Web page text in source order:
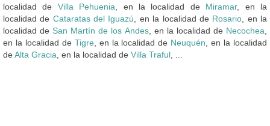
localidad de Villa Pehuenia , en la localidad de Miramar, en la
localidad de Cataratas del Iguazú , en la localidad de Rosario , en la
localidad de San Martín de los Andes, en la localidad de Necochea
en la localidad de Tigre, en la localidad de Neuquén , en la localidad
de Alta Gracia , en la localidad de Villa Traful